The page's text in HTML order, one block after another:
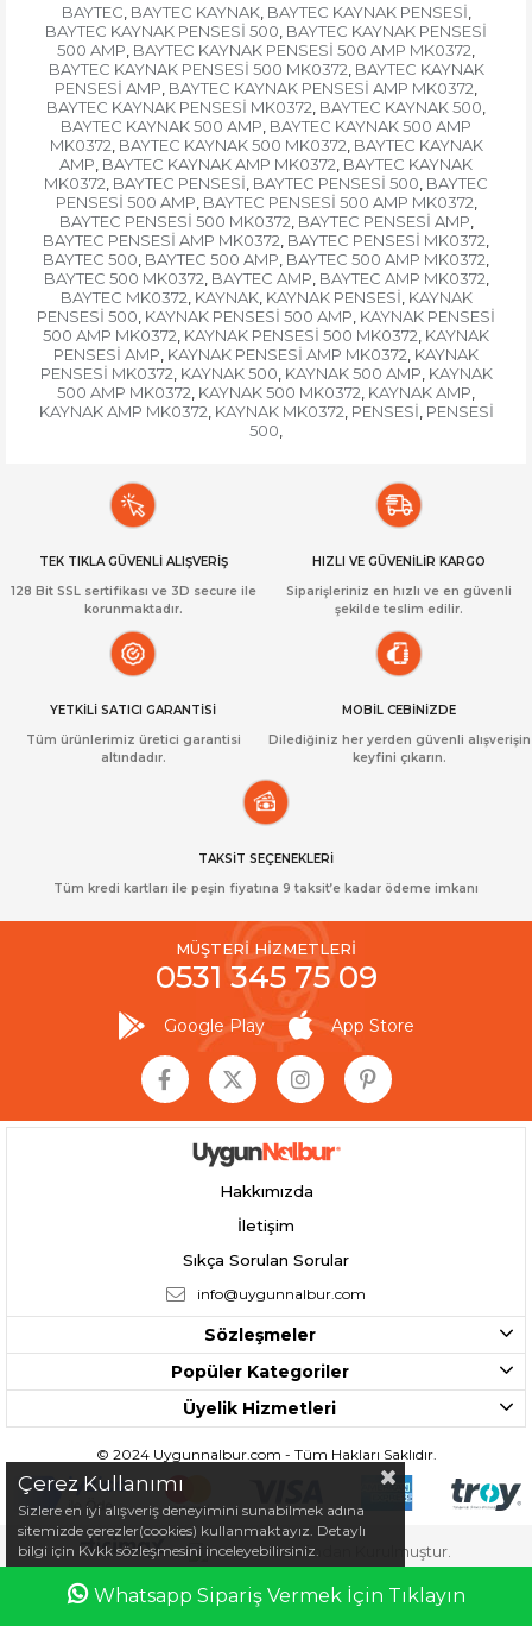
BAYTEC BAYTEC KAYNAK, BAYTEC KAYNAK PENSESİ
BAYTEC KAYNAK PENSESİ 500 BAYTEC KAYNAK PENSESİ
500 AMP BAYTEC KAYNAK PENSESİ 500 AMP MK0372
BAYTEC KAYNAK PENSESİ 500 MK0372 BAYTEC KAYNAK
PENSESİ AMP BAYTEC KAYNAK PENSESİ AMP MK0372
BAYTEC KAYNAK PENSESİ MK0372 BAYTEC KAYNAK 500
BAYTEC KAYNAK 500 AMP BAYTEC KAYNAK 500 AMP
MK0372 BAYTEC KAYNAK 500 MK0372 BAYTEC KAYNAK
AMP BAYTEC KAYNAK AMP MK0372 BAYTEC KAYNAK
MK0372 BAYTEC PENSESİ BAYTEC PENSESİ 500 BAYTEC
PENSESİ 500 AMP BAYTEC PENSESİ 500 AMP MK0372
BAYTEC PENSESİ 500 MK0372 BAYTEC PENSESİ AMP
BAYTEC PENSESİ AMP MK0372 BAYTEC PENSESİ MK0372
BAYTEC 500 BAYTEC 500 AMP BAYTEC 500 AMP MK0372
BAYTEC 500 MK0372 BAYTEC AMP BAYTEC AMP MK0372
BAYTEC MK0372 KAYNAK, KAYNAK PENSESİ KAYNAK
PENSESİ 500 KAYNAK PENSESİ 500 AMP KAYNAK PENSESİ
500 AMP MK0372 KAYNAK PENSESİ 500 MK0372 KAYNAK
PENSESİ AMP KAYNAK PENSESİ AMP MK0372 KAYNAK
PENSESİ MK0372 KAYNAK 500 KAYNAK 500 AMP KAYNAK
500 AMP MK0372 KAYNAK 500 MK0372 KAYNAK AMP
KAYNAK AMP MK0372 KAYNAK MK0372 PENSESİ PENSESİ
500
TEK TIKLA GÜVENLİ ALIŞVERİŞ
128 Bit SSL sertifikası ve 3D secure ile
korunmaktadır.
HIZLI VE GÜVENİLİR KARGO
Siparişleriniz en hızlı ve en güvenli
şekilde teslim edilir.
YETKİLİ SATICI GARANTİSİ
Tüm ürünlerimiz üretici garantisi
altındadır.
MOBİL CEBİNİZDE
Dilediğiniz her yerden güvenli alışverişin
keyfini çıkarın.
TAKSİT SEÇENEKLERİ
Tüm kredi kartları ile peşin fiyatına 9 taksit’e kadar ödeme imkanı
MÜŞTERİ HİZMETLERİ
0531 345 75 09
Google Play App Store
Hakkımızda
İletişim
Sıkça Sorulan Sorular
info@uygunnalbur.com
Sözleşmeler
Popüler Kategoriler
Üyelik Hizmetleri
© 2024 Uygunnalbur.com - Tüm Hakları Saklıdır.
Whatsapp Sipariş Vermek İçin Tıklayın
Tarafından Kurulmuştur.
Çerez Kullanımı
Sizlere en iyi alışveriş deneyimini sunabilmek adına
sitemizde çerezler(cookies) kullanmaktayız. Detaylı
bilgi için Kvkk sözleşmesini inceleyebilirsiniz.
Anasayfa Favorilerim Sepetim Üye Girişi